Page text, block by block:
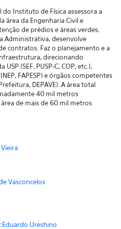
do Instituto de Física assessora a
área da Engenharia Civil e
de prédios e áreas verdes.
Administrativa, desenvolve
contratos. Faz o planejamento e a
direcionando
(SEF, PUSP-C, COP, etc.),
FAPESP) e órgãos competentes
DEPAVE). A área total
40 mil metros
de mais de 60 mil metros
Vasconcelos
Eduardo Ureshino